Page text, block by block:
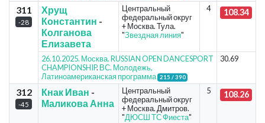
311
-28
Хрущ
Константин -
Колганова
Елизавета
Центральный
федеральный округ
+ Москва. Тула.
"Звездная линия"
4 108.34
26.10.2025. Москва. RUSSIAN OPEN DANCESPORT
CHAMPIONSHIP. ВС. Молодежь,
Латиноамериканская программа 215 / 390
30.69
312
-45
Кнак Иван -
Маликова Анна
Центральный
федеральный округ
+ Москва. Дмитров.
"ДЮСШ ТС Фиеста"
5 108.26